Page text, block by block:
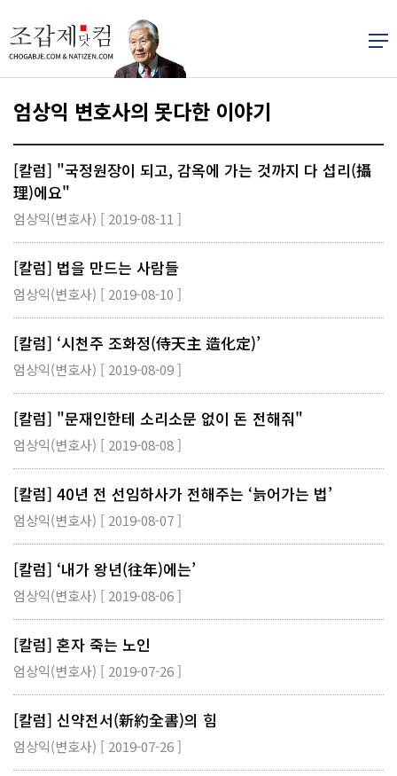
엄상익 변호사의 못다한 이야기
[칼럼] "국정원장이 되고, 감옥에 가는 것까지 다 섭리(攝
理)에요"
엄상익(변호사) [ 2019-08-11 ]
[칼럼] 법을 만드는 사람들
엄상익(변호사) [ 2019-08-10 ]
[칼럼] ‘시천주 조화정(侍天主 造化定)’
엄상익(변호사) [ 2019-08-09 ]
[칼럼] "문재인한테 소리소문 없이 돈 전해줘"
엄상익(변호사) [ 2019-08-08 ]
[칼럼] 40년 전 선임하사가 전해주는 ‘늙어가는 법’
엄상익(변호사) [ 2019-08-07 ]
[칼럼] ‘내가 왕년(往年)에는’
엄상익(변호사) [ 2019-08-06 ]
[칼럼] 혼자 죽는 노인
엄상익(변호사) [ 2019-07-26 ]
[칼럼] 신약전서(新約全書)의 힘
엄상익(변호사) [ 2019-07-26 ]